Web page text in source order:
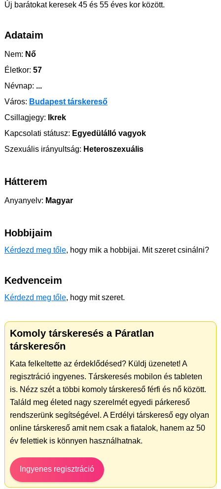
Új barátokat keresek 45 és 55 éves kor között.
Adataim
Nem: Nő
Életkor: 57
Névnap: ...
Város: Budapest társkereső
Csillagjegy: Ikrek
Kapcsolati státusz: Egyedülálló vagyok
Szexuális irányultság: Heteroszexuális
Hátterem
Anyanyelv: Magyar
Hobbijaim
Kérdezd meg tőle, hogy mik a hobbijai. Mit szeret csinálni?
Kedvenceim
Kérdezd meg tőle, hogy mit szeret.
Komoly társkeresés a Páratlan
társkeresőn
Kata felkeltette az érdeklődésed? Küldj üzenetet! A
regisztráció ingyenes. Társkeresés mobilon és tableten
is. Nézz szét a többi komoly társkereső férfi és nő között.
Találd meg életed nagy szerelmét egyedi párkereső
rendszerünk segítségével. A Erdélyi társkereső egy olyan
online társkereső amit nem csak a fiatalok, hanem az 50
év felettiek is könnyen használhatnak.
Ingyenes regisztráció